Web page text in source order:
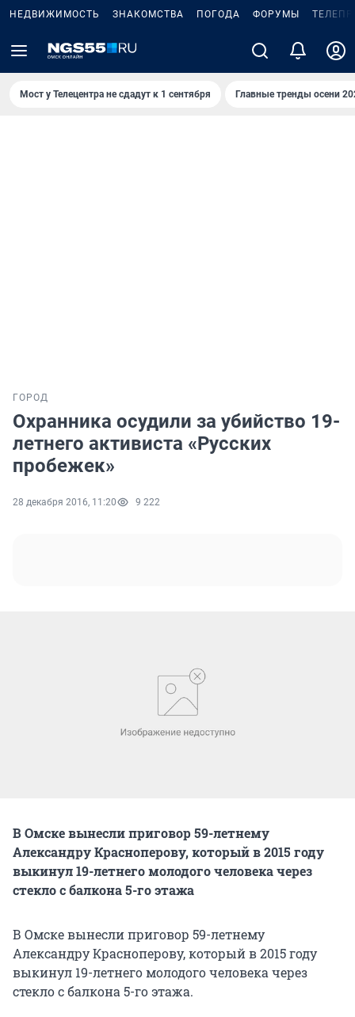
НЕДВИЖИМОСТЬ ЗНАКОМСТВА ПОГОДА ФОРУМЫ
Мост у Телецентра не сдадут к 1 сентября Главные тренды осени
ГОРОД
Охранника осудили за убийство 19-
летнего активиста «Русских
пробежек»
28 декабря 2016, 11:20 9 222
В Омске вынесли приговор 59-летнему
Александру Красноперову, который в 2015 году
выкинул 19-летнего молодого человека через
стекло с балкона 5-го этажа
В Омске вынесли приговор 59-летнему
Александру Красноперову, который в 2015 году
выкинул 19-летнего молодого человека через
стекло с балкона 5-го этажа.